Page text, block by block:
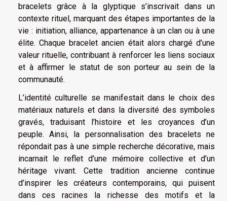
bracelets grâce à la glyptique s’inscrivait dans un
contexte rituel, marquant des étapes importantes de la
vie : initiation, alliance, appartenance à un clan ou à une
élite. Chaque bracelet ancien était alors chargé d’une
valeur rituelle, contribuant à renforcer les liens sociaux
et à affirmer le statut de son porteur au sein de la
communauté.
L’identité culturelle se manifestait dans le choix des
matériaux naturels et dans la diversité des symboles
gravés, traduisant l’histoire et les croyances d’un
peuple. Ainsi, la personnalisation des bracelets ne
répondait pas à une simple recherche décorative, mais
incarnait le reflet d’une mémoire collective et d’un
héritage vivant. Cette tradition ancienne continue
d’inspirer les créateurs contemporains, qui puisent
dans ces racines la richesse des motifs et la